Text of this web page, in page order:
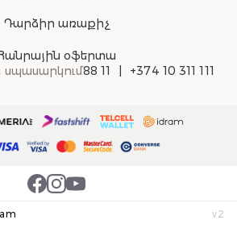
Դարձիր առաքիչ
օֆերտա
88 11 +374 10 311 111
v2